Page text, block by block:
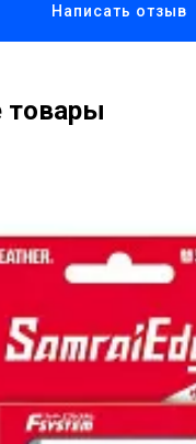
Написать отзыв
товары